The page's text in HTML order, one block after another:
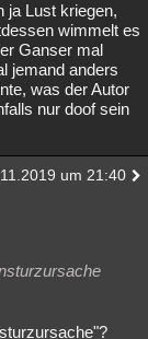
ja Lust kriegen,
wimmelt es
Ganser mal
jemand anders
was der Autor
nur doof sein
um 21:40